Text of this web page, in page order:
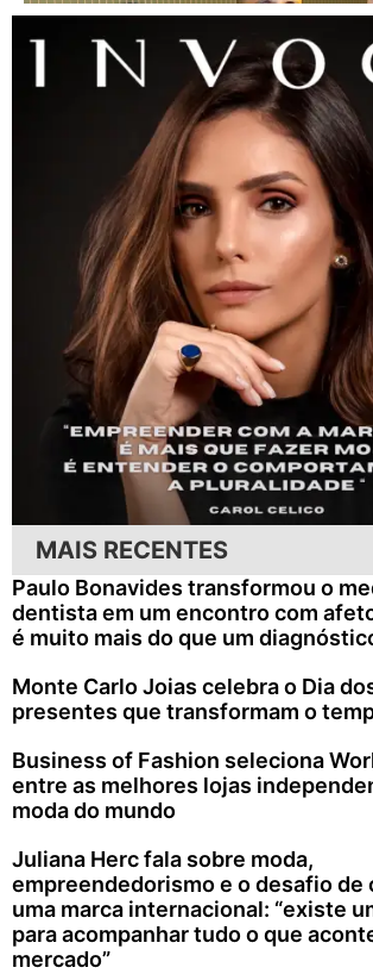
MAIS RECENTES
Paulo Bonavides transformou o
dentista em um encontro com
é muito mais do que um
Monte Carlo Joias celebra o Dia
presentes que transformam o
Business of Fashion seleciona
entre as melhores lojas
moda do mundo
Juliana Herc fala sobre moda,
empreendedorismo e o desafio de
uma marca internacional: “existe
para acompanhar tudo o que
mercado”